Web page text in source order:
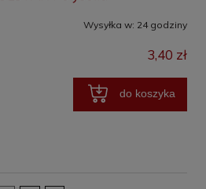
Wysyłka w: 24 godziny
3,40 zł
do koszyka